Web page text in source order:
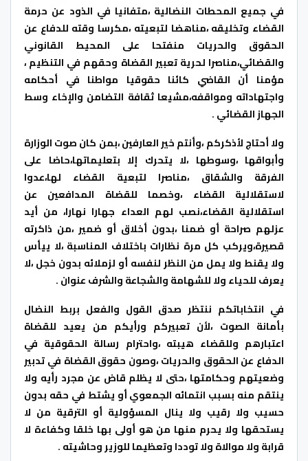
في جميع المحطات النضالية ،متفانيا في الذود عن حرمة
القضاء وتخليقه ،مناهضا لتبعيته ،مكرسا وقته للدفاع عن
الحقوق والحريات منفتحا على المحيط القانوني
والقضائي،مناصرا لحرية تعبير القضاة وحقهم في التنظيم ،
مؤمنا أن القاضي كائنا حقوقيا مواطنا في أحكامه
واجتهاداته ومواقفه،مشيعا ثقافة التضامن والإخاء وسط
الجهاز القضائي .
ولا أحتاج لأذكركم ،وأنتم خير العارفين ،بمن كان صوت الوزارة
وأبواقها ،وسوطها ،لا يتحرك إلا بتعليماتها،حاضا على
الفرقة والشقاق ،مناصرا لتبعية القضاء لها،عدوا
لاستقلالية القضاء ،وخصما للقضاة المدافعين عن
استقلالية القضاء،نصب لهم العداء جهارا نهارا، من أيد
عزلهم صراحة أو ضمنا ،بدون أخلاق أو ضمير ،من ذاكرته
قصيرة،ويركب كل مرة نظارات باختلاف المناسبة ،لا ييأس
ولا يقنط ولا يمل من النظر لنفسه أو لزملائه بدون خجل ،لا
يعرف للحياء ولا للشهامة والشجاعة والشرف عنوان .
في انتخاباتكم ننتظر صدق القول والفعل بربط النضال
بأمانة الصوت ،لأن تعبيركم ورأيكم من يعيد للقضاة
اعتبارهم وللقضاء هيبته ،واحترام رسالة الحقوقية في
الدفاع عن الحقوق والحريات ،وصون حقوق القضاة في تدبير
وضعيتهم وحكامتها ،حتى لا يظلم قاض عن مجرد رأيه ولا
ينتقم منه بسبب انتمائه الجمعوي أو يشتط في حقه بدون
حسيب ولا رقيب ولا ينال المسؤولية أو الترقية من لا
يستحقها ولا يحرم منها من هو أولى بها خلقا وكفاءة لا
قرابة ولا موالاة ولا توددا وتعظيما للوزير وحاشيته .